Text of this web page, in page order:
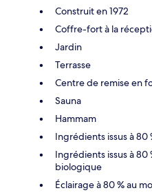
Construit en 1972
Coffre-fort à la
Jardin
Terrasse
Centre de remise en
Sauna
Hammam
Ingrédients issus à 80
Ingrédients issus à 80
biologique
Éclairage à 80 % au